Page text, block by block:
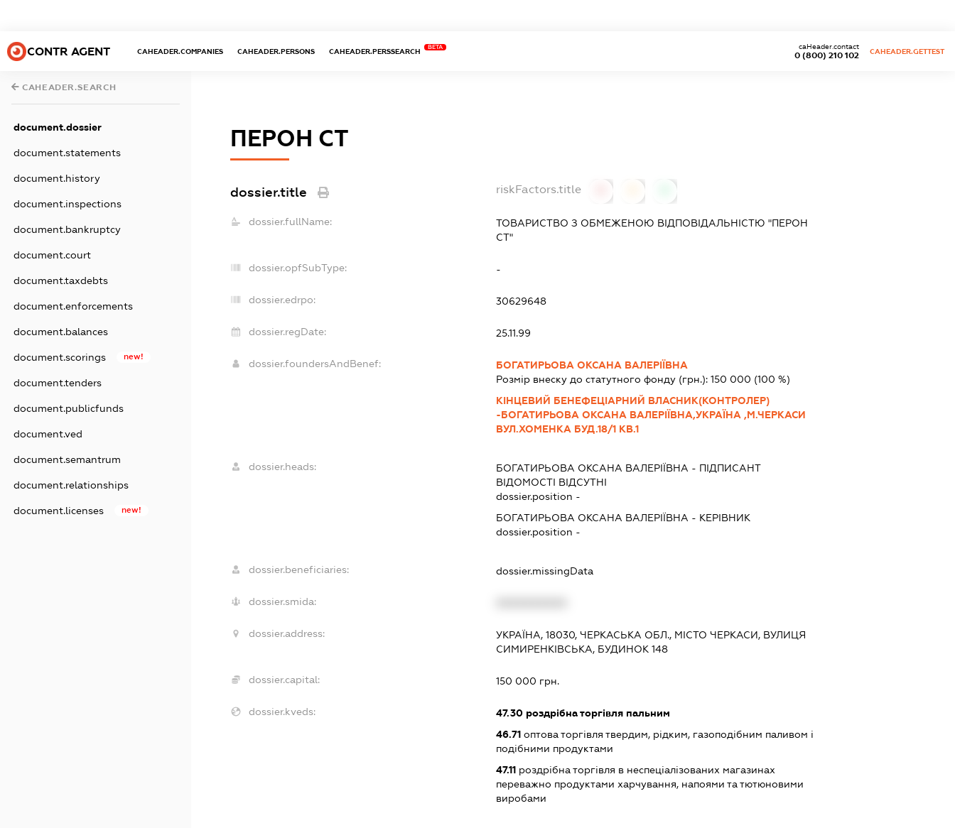
CONTR AGENT CAHEADER.COMPANIES CAHEADER.PERSONS CAHEADER.PERSSEARCH
BETA
0 (800) 210 102
caHeader.contact
CAHEADER.GETTEST
CAHEADER.SEARCH
document.dossier
document.statements
document.history
document.inspections
document.bankruptcy
document.court
document.taxdebts
document.enforcements
document.balances
document.scorings new!
document.tenders
document.publicfunds
document.ved
document.semantrum
document.relationships
document.licenses new!
ПЕРОН СТ
dossier.title riskFactors.title
dossier.fullName:
ТОВАРИСТВО З ОБМЕЖЕНОЮ ВІДПОВІДАЛЬНІСТЮ "ПЕРОН
СТ"
dossier.opfSubType: -
dossier.edrpo: 30629648
dossier.regDate: 25.11.99
dossier.foundersAndBenef:
БОГАТИРЬОВА ОКСАНА ВАЛЕРІЇВНА
Розмір внеску до статутного фонду (грн.): 150 000 (100 %)
КІНЦЕВИЙ БЕНЕФЕЦІАРНИЙ ВЛАСНИК(КОНТРОЛЕР)
-БОГАТИРЬОВА ОКСАНА ВАЛЕРІЇВНА,УКРАЇНА ,М.ЧЕРКАСИ
ВУЛ.ХОМЕНКА БУД.18/1 КВ.1
dossier.heads: БОГАТИРЬОВА ОКСАНА ВАЛЕРІЇВНА - ПІДПИСАНТ
ВІДОМОСТІ ВІДСУТНІ
dossier.position -
БОГАТИРЬОВА ОКСАНА ВАЛЕРІЇВНА - КЕРІВНИК
dossier.position -
dossier.beneficiaries: dossier.missingData
dossier.smida:
dossier.address:
УКРАЇНА, 18030, ЧЕРКАСЬКА ОБЛ., МІСТО ЧЕРКАСИ, ВУЛИЦЯ
СИМИРЕНКІВСЬКА, БУДИНОК 148
dossier.capital: 150 000 грн.
dossier.kveds: 47.30роздрібна торгівля пальним
46.71оптова торгівля твердим, рідким, газоподібним паливом і
подібними продуктами
47.11роздрібна торгівля в неспеціалізованих магазинах
переважно продуктами харчування, напоями та тютюновими
виробами